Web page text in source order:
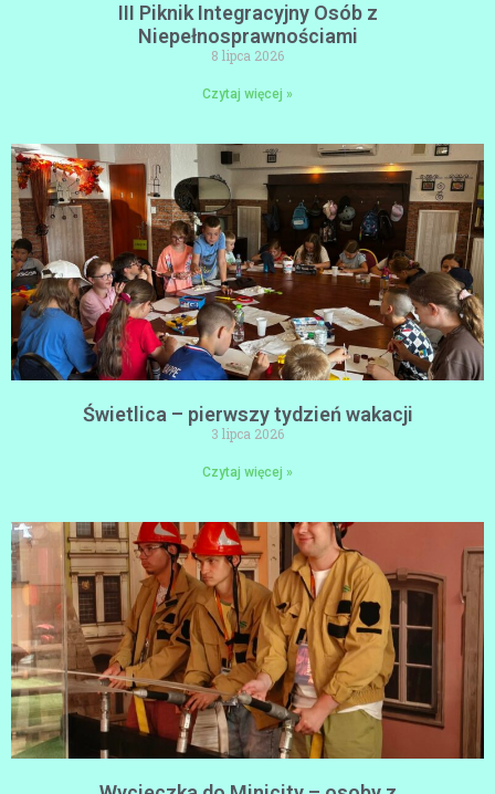
III Piknik Integracyjny Osób z
Niepełnosprawnościami
8 lipca 2026
Czytaj więcej »
Świetlica – pierwszy tydzień wakacji
3 lipca 2026
Czytaj więcej »